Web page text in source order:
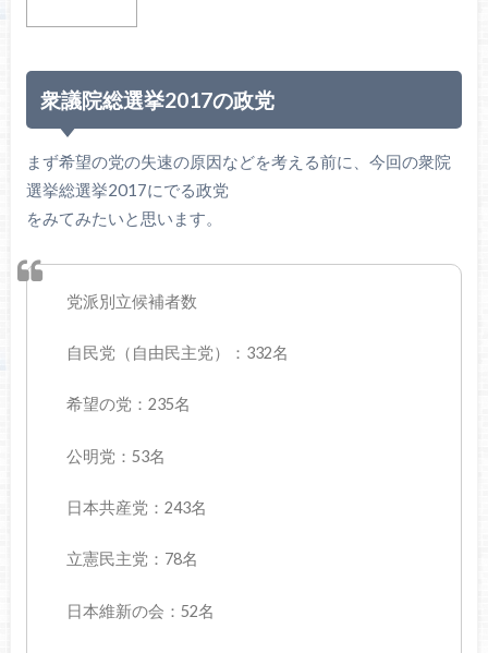
衆議院総選挙2017の政党
まず希望の党の失速の原因などを考える前に、今回の衆院
選挙総選挙2017にでる政党
をみてみたいと思います。
党派別立候補者数
自民党（自由民主党）：332名
希望の党：235名
公明党：53名
日本共産党：243名
立憲民主党：78名
日本維新の会：52名